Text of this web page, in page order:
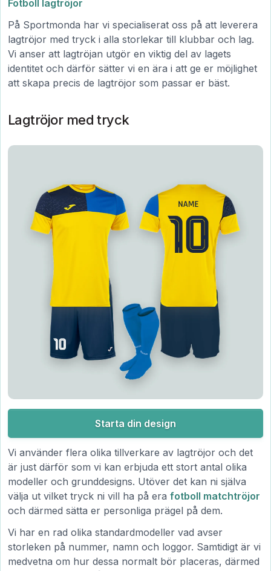
Fotboll lagtröjor
På Sportmonda har vi specialiserat oss på att leverera
lagtröjor med tryck i alla storlekar till klubbar och lag.
Vi anser att lagtröjan utgör en viktig del av lagets
identitet och därför sätter vi en ära i att ge er möjlighet
att skapa precis de lagtröjor som passar er bäst.
Lagtröjor med tryck
Starta din design
Vi använder flera olika tillverkare av lagtröjor och det
är just därför som vi kan erbjuda ett stort antal olika
modeller och grunddesigns. Utöver det kan ni själva
välja ut vilket tryck ni vill ha på era fotboll matchtröjor
och därmed sätta er personliga prägel på dem.
Vi har en rad olika standardmodeller vad avser
storleken på nummer, namn och loggor. Samtidigt är vi
medvetna om hur dessa normalt bör placeras, därmed